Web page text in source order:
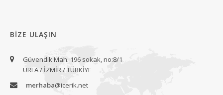
BIZE ULAŞIN
Güvendik Mah. 196 sokak, no:8/1
URLA / İZMİR / TÜRKİYE
merhaba@icerik.net